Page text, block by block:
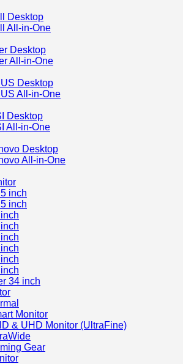
Desktop
All-in-One
Desktop
All-in-One
Desktop
All-in-One
Desktop
All-in-One
Desktop
All-in-One
inch
inch
34 inch
Monitor
& UHD Monitor (UltraFine)
Gear